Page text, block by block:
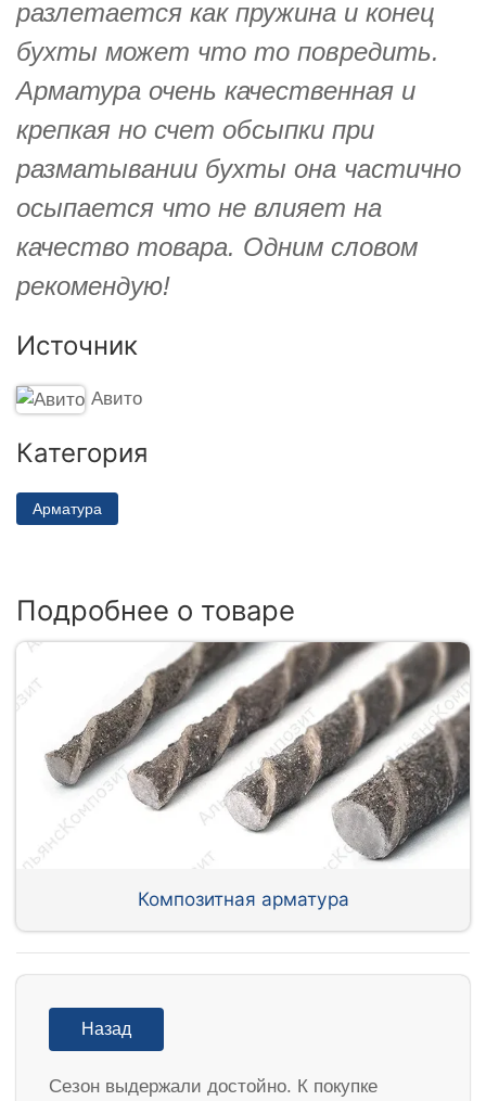
разлетается как пружина и конец
бухты может что то повредить.
Арматура очень качественная и
крепкая но счет обсыпки при
разматывании бухты она частично
осыпается что не влияет на
качество товара. Одним словом
рекомендую!
Источник
Авито
Категория
Арматура
Подробнее о товаре
Композитная арматура
Назад
Cезон выдержали достойно. К покупке